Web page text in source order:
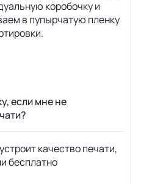
коробочку и
в пупырчатую пленку
если мне не
качество печати,
бесплатно